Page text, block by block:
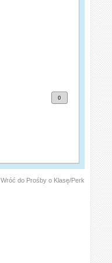
0
Wróć do Prośby o Klasę/Perk